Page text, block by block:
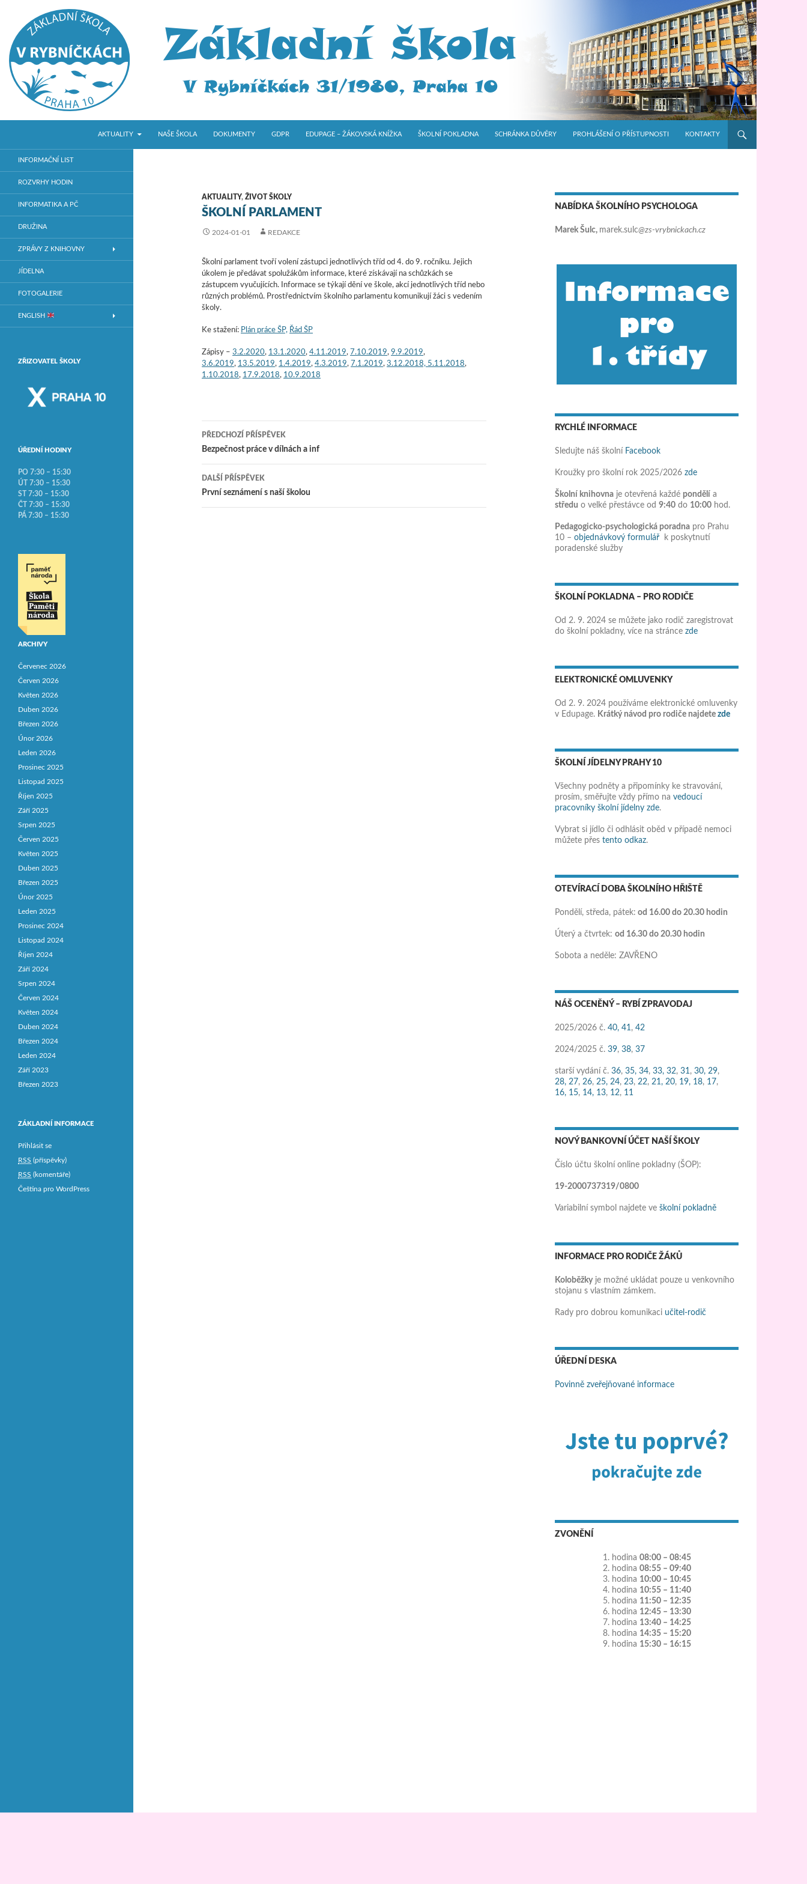
ZŠ V RybníčkáchAKTUALITY
NAŠE ŠKOLA DOKUMENTY GDPR EDUPAGE – ŽÁKOVSKÁ KNÍŽKA ŠKOLNÍ POKLADNA SCHRÁNKA DŮVĚRY PROHLÁŠENÍ O PŘÍSTUPNOSTI KONTAKTY
AKTUALITY, ŽIVOT ŠKOLY
ŠKOLNÍ PARLAMENT
2024-01-01 REDAKCE
Školní parlament tvoří volení zástupci jednotlivých tříd od 4. do 9. ročníku. Jejich
úkolem je předávat spolužákům informace, které získávají na schůzkách se
zástupcem vyučujících. Informace se týkají dění ve škole, akcí jednotlivých tříd nebo
různých problémů. Prostřednictvím školního parlamentu komunikují žáci s vedením
školy.
Ke stažení: Plán práce ŠP, Řád ŠP
Zápisy – 3.2.2020, 13.1.2020, 4.11.2019, 7.10.2019, 9.9.2019,
3.6.2019, 13.5.2019, 1.4.2019, 4.3.2019, 7.1.2019, 3.12.2018, 5.11.2018,
1.10.2018, 17.9.2018, 10.9.2018
Navigace pro příspěvky
PŘEDCHOZÍ PŘÍSPĚVEK
Bezpečnost práce v dílnách a inf
DALŠÍ PŘÍSPĚVEK
První seznámení s naší školou
NABÍDKA ŠKOLNÍHO PSYCHOLOGA
Marek Šulc, marek.sulc@zs-vrybnickach.cz
RYCHLÉ INFORMACE
Sledujte náš školní Facebook
Kroužky pro školní rok 2025/2026 zde
Školní knihovna je otevřená každé pondělí a
středu o velké přestávce od 9:40 do 10:00 hod.
Pedagogicko-psychologická poradna pro Prahu
10 – objednávkový formulář k poskytnutí
poradenské služby
ŠKOLNÍ POKLADNA – PRO RODIČE
Od 2. 9. 2024 se můžete jako rodič zaregistrovat
do školní pokladny, více na stránce zde
ELEKTRONICKÉ OMLUVENKY
Od 2. 9. 2024 používáme elektronické omluvenky
v Edupage. Krátký návod pro rodiče najdete zde
ŠKOLNÍ JÍDELNY PRAHY 10
Všechny podněty a připomínky ke stravování,
prosím, směřujte vždy přímo na vedoucí
pracovníky školní jídelny zde.
Vybrat si jídlo či odhlásit oběd v případě nemoci
můžete přes tento odkaz.
OTEVÍRACÍ DOBA ŠKOLNÍHO HŘIŠTĚ
Pondělí, středa, pátek: od 16.00 do 20.30 hodin
Úterý a čtvrtek: od 16.30 do 20.30 hodin
Sobota a neděle: ZAVŘENO
NÁŠ OCENĚNÝ – RYBÍ ZPRAVODAJ
2025/2026 č. 40, 41, 42
2024/2025 č. 39, 38, 37
starší vydání č. 36, 35, 34, 33, 32, 31, 30, 29,
28, 27, 26, 25, 24, 23, 22, 21, 20, 19, 18, 17,
16, 15, 14, 13, 12, 11
NOVÝ BANKOVNÍ ÚČET NAŠÍ ŠKOLY
Číslo účtu školní online pokladny (ŠOP):
19-2000737319/0800
Variabilní symbol najdete ve školní pokladně
INFORMACE PRO RODIČE ŽÁKŮ
Koloběžkyje možné ukládat pouze u venkovního
stojanu s vlastním zámkem.
Rady pro dobrou komunikaci učitel-rodič
ÚŘEDNÍ DESKA
Povinně zveřejňované informace
ZVONĚNÍ
1. hodina 08:00 – 08:45
2. hodina 08:55 – 09:40
3. hodina 10:00 – 10:45
4. hodina 10:55 – 11:40
5. hodina 11:50 – 12:35
6. hodina 12:45 – 13:30
7. hodina 13:40 – 14:25
8. hodina 14:35 – 15:20
9. hodina 15:30 – 16:15
Základní škola v Praze 10
INFORMAČNÍ LIST
ROZVRHY HODIN
INFORMATIKA A PČ
DRUŽINA
ZPRÁVY Z KNIHOVNY
JÍDELNA
FOTOGALERIE
ENGLISH
ZŘIZOVATEL ŠKOLY
ÚŘEDNÍ HODINY
PO 7:30 – 15:30
ÚT 7:30 – 15:30
ST 7:30 – 15:30
ČT 7:30 – 15:30
PÁ 7:30 – 15:30
ARCHIVY
Červenec 2026
Červen 2026
Květen 2026
Duben 2026
Březen 2026
Únor 2026
Leden 2026
Prosinec 2025
Listopad 2025
Říjen 2025
Září 2025
Srpen 2025
Červen 2025
Květen 2025
Duben 2025
Březen 2025
Únor 2025
Leden 2025
Prosinec 2024
Listopad 2024
Říjen 2024
Září 2024
Srpen 2024
Červen 2024
Květen 2024
Duben 2024
Březen 2024
Leden 2024
Září 2023
Březen 2023
ZÁKLADNÍ INFORMACE
Přihlásit se
RSS (příspěvky)
RSS (komentáře)
Čeština pro WordPress